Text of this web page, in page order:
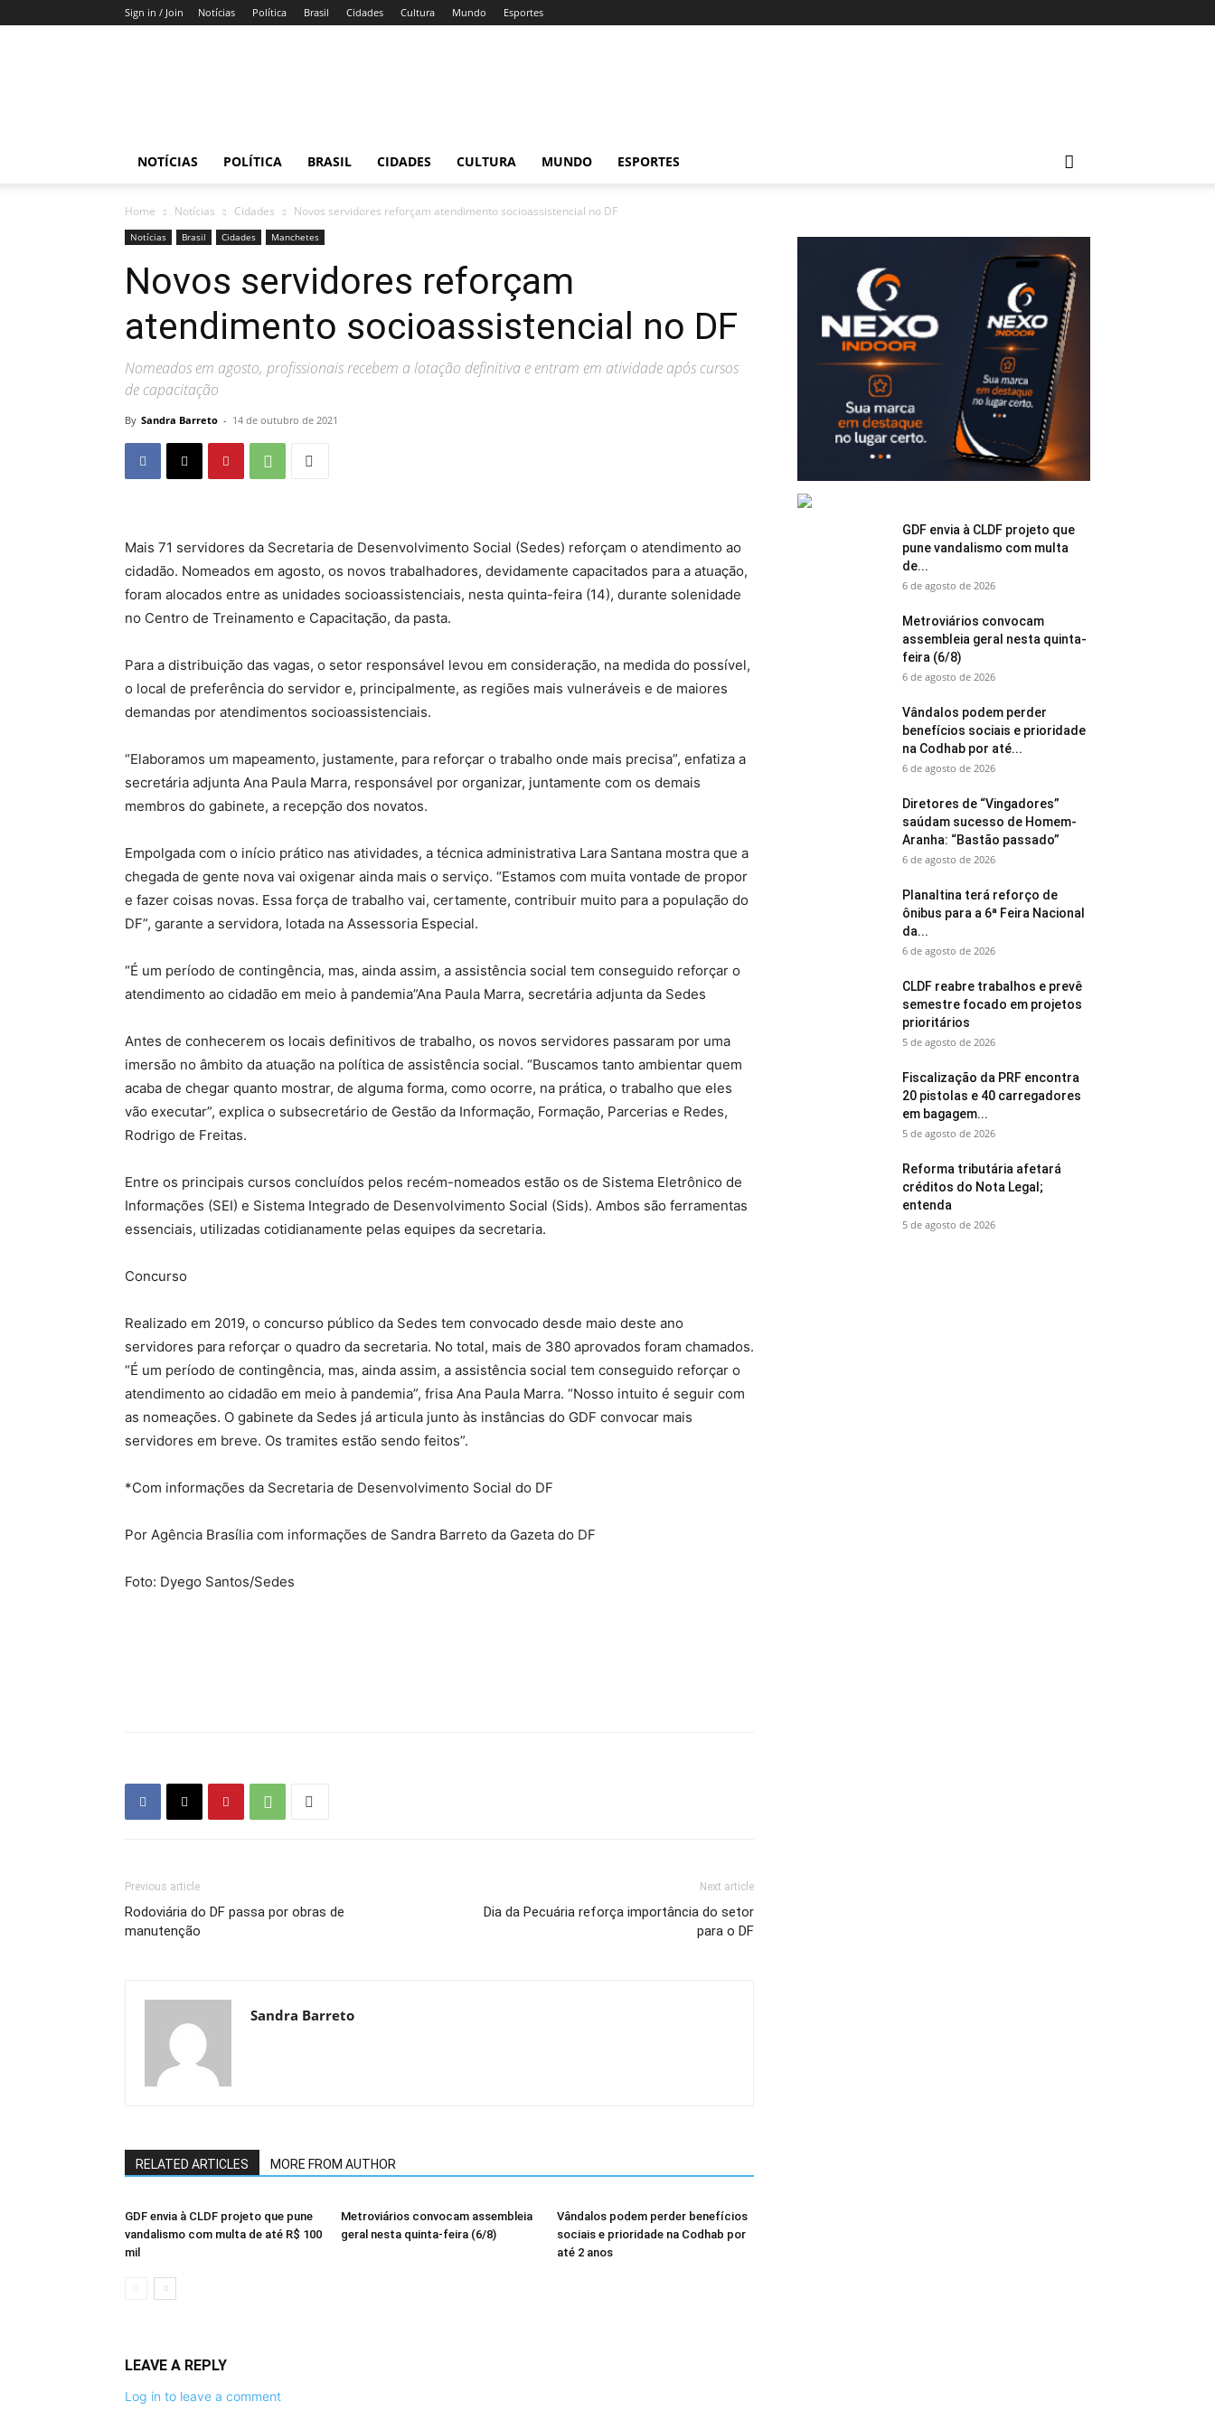
Sign in / Join Notícias Política Brasil Cidades Cultura Mundo Esportes
NOTÍCIAS POLÍTICA BRASIL CIDADES CULTURA MUNDO ESPORTES
Home Notícias Cidades Novos servidores reforçam atendimento socioassistencial no DF
Notícias Brasil Cidades Manchetes
Novos servidores reforçam
atendimento socioassistencial no DF
Nomeados em agosto, profissionais recebem a lotação definitiva e entram em atividade após cursos
de capacitação
By Sandra Barreto - 14 de outubro de 2021
Mais 71 servidores da Secretaria de Desenvolvimento Social (Sedes) reforçam o atendimento ao
cidadão. Nomeados em agosto, os novos trabalhadores, devidamente capacitados para a atuação,
foram alocados entre as unidades socioassistenciais, nesta quinta-feira (14), durante solenidade
no Centro de Treinamento e Capacitação, da pasta.
Para a distribuição das vagas, o setor responsável levou em consideração, na medida do possível,
o local de preferência do servidor e, principalmente, as regiões mais vulneráveis e de maiores
demandas por atendimentos socioassistenciais.
“Elaboramos um mapeamento, justamente, para reforçar o trabalho onde mais precisa”, enfatiza a
secretária adjunta Ana Paula Marra, responsável por organizar, juntamente com os demais
membros do gabinete, a recepção dos novatos.
Empolgada com o início prático nas atividades, a técnica administrativa Lara Santana mostra que a
chegada de gente nova vai oxigenar ainda mais o serviço. “Estamos com muita vontade de propor
e fazer coisas novas. Essa força de trabalho vai, certamente, contribuir muito para a população do
DF”, garante a servidora, lotada na Assessoria Especial.
“É um período de contingência, mas, ainda assim, a assistência social tem conseguido reforçar o
atendimento ao cidadão em meio à pandemia”Ana Paula Marra, secretária adjunta da Sedes
Antes de conhecerem os locais definitivos de trabalho, os novos servidores passaram por uma
imersão no âmbito da atuação na política de assistência social. “Buscamos tanto ambientar quem
acaba de chegar quanto mostrar, de alguma forma, como ocorre, na prática, o trabalho que eles
vão executar”, explica o subsecretário de Gestão da Informação, Formação, Parcerias e Redes,
Rodrigo de Freitas.
Entre os principais cursos concluídos pelos recém-nomeados estão os de Sistema Eletrônico de
Informações (SEI) e Sistema Integrado de Desenvolvimento Social (Sids). Ambos são ferramentas
essenciais, utilizadas cotidianamente pelas equipes da secretaria.
Concurso
Realizado em 2019, o concurso público da Sedes tem convocado desde maio deste ano
servidores para reforçar o quadro da secretaria. No total, mais de 380 aprovados foram chamados.
“É um período de contingência, mas, ainda assim, a assistência social tem conseguido reforçar o
atendimento ao cidadão em meio à pandemia”, frisa Ana Paula Marra. “Nosso intuito é seguir com
as nomeações. O gabinete da Sedes já articula junto às instâncias do GDF convocar mais
servidores em breve. Os tramites estão sendo feitos”.
*Com informações da Secretaria de Desenvolvimento Social do DF
Por Agência Brasília com informações de Sandra Barreto da Gazeta do DF
Foto: Dyego Santos/Sedes
Previous article
Rodoviária do DF passa por obras de
manutenção
Next article
Dia da Pecuária reforça importância do setor
para o DF
Sandra Barreto
RELATED ARTICLES MORE FROM AUTHOR
GDF envia à CLDF projeto que pune
vandalismo com multa de até R$ 100
mil
Metroviários convocam assembleia
geral nesta quinta-feira (6/8)
Vândalos podem perder benefícios
sociais e prioridade na Codhab por
até 2 anos
LEAVE A REPLY
Log in to leave a comment
GDF envia à CLDF projeto que
pune vandalismo com multa
de...
6 de agosto de 2026
Metroviários convocam
assembleia geral nesta quinta-
feira (6/8)
6 de agosto de 2026
Vândalos podem perder
benefícios sociais e prioridade
na Codhab por até...
6 de agosto de 2026
Diretores de “Vingadores”
saúdam sucesso de Homem-
Aranha: “Bastão passado”
6 de agosto de 2026
Planaltina terá reforço de
ônibus para a 6ª Feira Nacional
da...
6 de agosto de 2026
CLDF reabre trabalhos e prevê
semestre focado em projetos
prioritários
5 de agosto de 2026
Fiscalização da PRF encontra
20 pistolas e 40 carregadores
em bagagem...
5 de agosto de 2026
Reforma tributária afetará
créditos do Nota Legal;
entenda
5 de agosto de 2026